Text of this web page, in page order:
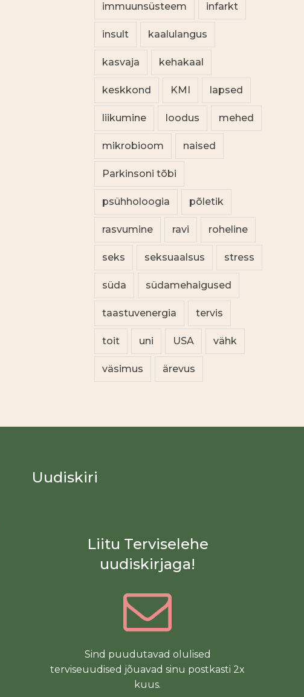
immuunsüsteem infarkt
insult kaalulangus
kasvaja kehakaal
keskkond KMI lapsed
liikumine loodus mehed
mikrobioom naised
Parkinsoni tõbi
psühholoogia põletik
rasvumine ravi roheline
seks seksuaalsus stress
süda südamehaigused
taastuvenergia tervis
toit uni USA vähk
väsimus ärevus
Uudiskiri
Liitu Terviselehe
uudiskirjaga!
Sind puudutavad olulised
terviseuudised jõuavad sinu postkasti 2x
kuus.